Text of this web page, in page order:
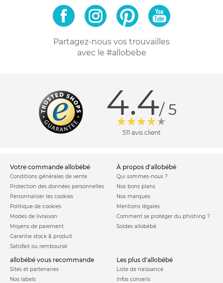
Partagez-nous vos trouvailles
avec le #allobebe
4.4/ 5
511 avis client
votre commande allobébé
Conditions générales de vente
Protection des données personnelles
Personnaliser les cookies
Politique de cookies
Modes de livraison
Moyens de paiement
Garantie stock & produit
Satisfait ou remboursé
à propos d'allobébé
Qui sommes-nous ?
Nos bons plans
Nos marques
Mentions légales
Comment se protéger du phishing ?
Soldes allobébé
allobébé vous recommande
Sites et partenaires
Nos labels
les plus d'allobébé
Liste de naissance
Infos conseils